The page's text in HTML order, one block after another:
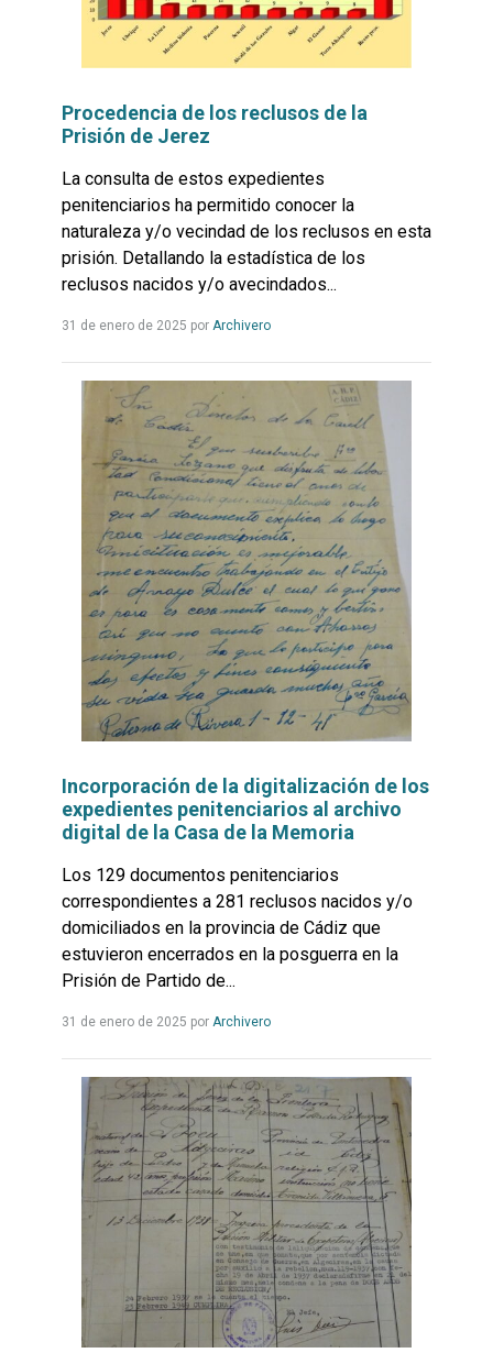
Procedencia de los reclusos de la
Prisión de Jerez
La consulta de estos expedientes
penitenciarios ha permitido conocer la
naturaleza y/o vecindad de los reclusos en esta
prisión. Detallando la estadística de los
reclusos nacidos y/o avecindados...
31 de enero de 2025 por ArchiveroLeer
Incorporación de la digitalización de los
expedientes penitenciarios al archivo
digital de la Casa de la Memoria
Los 129 documentos penitenciarios
correspondientes a 281 reclusos nacidos y/o
domiciliados en la provincia de Cádiz que
estuvieron encerrados en la posguerra en la
Prisión de Partido de...
31 de enero de 2025 por ArchiveroLeer